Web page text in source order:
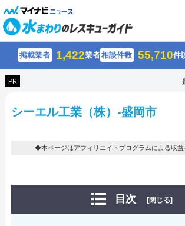
掲載業者 1,422業者相談件数 55,710件
PR
シーエル工業（株）-盛岡市
◆本ページはアフィリエイトプログラムによる収益
目次 [閉じる]